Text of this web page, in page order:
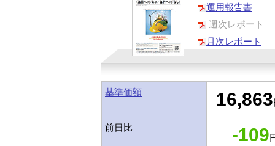
運用報告書
週次レポート
月次レポート
基準価額 16,863
前日比 -109